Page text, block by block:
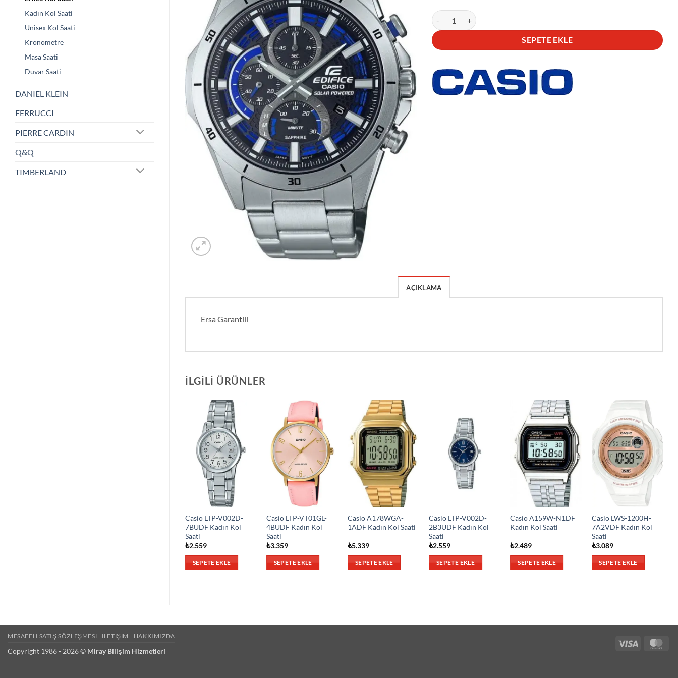
Kadın Kol Saati
Unisex Kol Saati
Kronometre
Masa Saati
Duvar Saati
DANIEL KLEIN
FERRUCCI
PIERRE CARDIN
Q&Q
TIMBERLAND
Casio EFS-S610D-1AVUDF Kol Saati adet
SEPETE EKLE
AÇIKLAMA
Ersa Garantili
İLGILI ÜRÜNLER
Casio LTP-V002D-
7BUDF Kadın Kol
Saati
₺2.559
SEPETE EKLE
Casio LTP-VT01GL-
4BUDF Kadın Kol
Saati
₺3.359
SEPETE EKLE
Casio A178WGA-
1ADF Kadın Kol Saati
₺5.339
SEPETE EKLE
Casio LTP-V002D-
2B3UDF Kadın Kol
Saati
₺2.559
SEPETE EKLE
Casio A159W-N1DF
Kadın Kol Saati
₺2.489
SEPETE EKLE
Casio LWS-1200H-
7A2VDF Kadın Kol
Saati
₺3.089
SEPETE EKLE
Visa
MESAFELI SATIŞ SÖZLEŞMESI İLETIŞIM HAKKIMIZDA
Copyright 1986 - 2026 © Miray Bilişim Hizmetleri